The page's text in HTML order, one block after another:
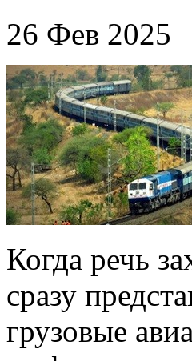
26 Фев 2025
Когда речь
сразу
грузовые